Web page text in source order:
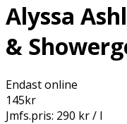
Alyssa
&
Endast online
145kr
Jmfs.pris: 290 kr / l